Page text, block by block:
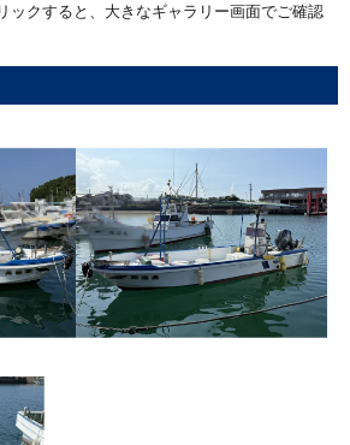
ックすると、大きなギャラリー画面でご確認